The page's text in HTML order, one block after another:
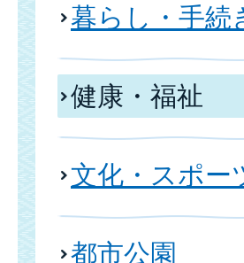
暮らし・手続
健康・福祉
文化・スポー
都市公園